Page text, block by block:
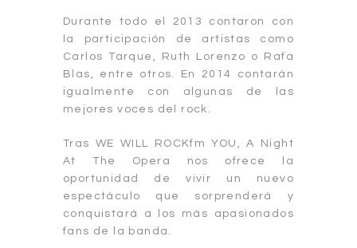
Durante todo el 2013 contaron con
la participación de artistas como
Carlos Tarque, Ruth Lorenzo o Rafa
Blas, entre otros. En 2014 contarán
igualmente con algunas de las
mejores voces del rock.
Tras WE WILL ROCKfm YOU, A Night
At The Opera nos ofrece la
oportunidad de vivir un nuevo
espectáculo que sorprenderá y
conquistará a los más apasionados
fans de la banda.